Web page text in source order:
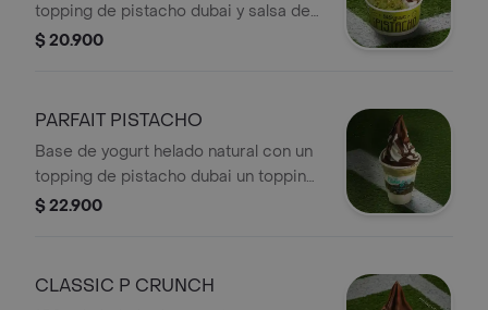
topping de pistacho dubai y salsa de
chocolate.
$ 20.900
PARFAIT PISTACHO
Base de yogurt helado natural con un
topping de pistacho dubai un topping
a elección y salsa de chocolate
$ 22.900
CLASSIC P CRUNCH